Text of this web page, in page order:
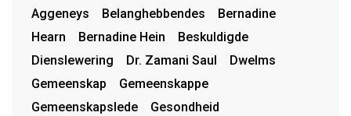
Aggeneys Belanghebbendes
Bernadine
Hearn
Bernadine Hein
Beskuldigde
Dienslewering
Dr. Zamani Saul
Dwelms
Gemeenskap
Gemeenskappe
Gemeenskapslede
Gesondheid